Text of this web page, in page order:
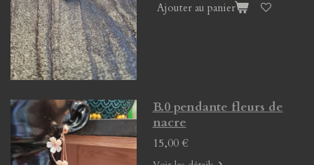
Ajouter au panier
B.0 pendante fleurs de
nacre
15,00 €